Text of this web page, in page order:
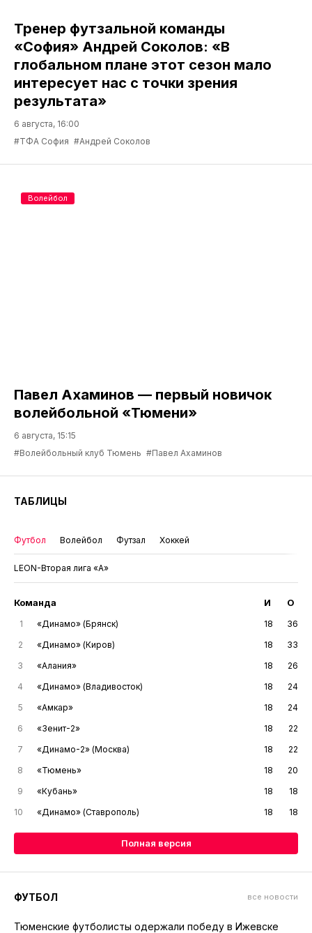
Тренер футзальной команды
«София» Андрей Соколов: «В
глобальном плане этот сезон мало
интересует нас с точки зрения
результата»
6 августа, 16:00
#ТФА София #Андрей Соколов
Павел Ахаминов — первый новичок
волейбольной «Тюмени»
6 августа, 15:15
#Волейбольный клуб Тюмень #Павел Ахаминов
Волейбол
ТАБЛИЦЫ
Футбол Волейбол Футзал Хоккей
LEON-Вторая лига «А»
Команда И О
1 «Динамо» (Брянск) 18
36
2
«Динамо» (Киров) 18
33
3
«Алания» 18
26
4
«Динамо» (Владивосток) 18
24
5
«Амкар» 18
24
6
«Зенит-2» 18
22
7
«Динамо-2» (Москва) 18
22
8
«Тюмень» 18
20
9
«Кубань» 18
18
10
«Динамо» (Ставрополь) 18 18
Полная версия
ФУТБОЛ все новости
Тюменские футболисты одержали победу в Ижевске